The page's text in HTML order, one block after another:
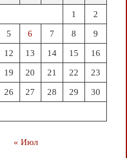
1 2
5 6 7 8 9
12 13 14 15 16
19 20 21 22 23
26 27 28 29 30
« Июл